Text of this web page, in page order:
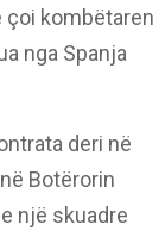
çoi kombëtaren
nga Spanja
deri në
Botërorin
një skuadre